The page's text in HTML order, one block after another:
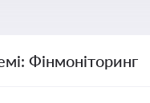
Фінмоніторинг